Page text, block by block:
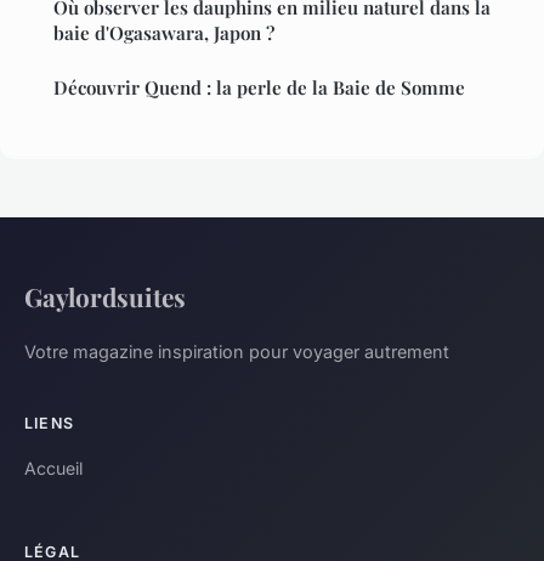
Où observer les dauphins en milieu naturel dans la
baie d'Ogasawara, Japon ?
Découvrir Quend : la perle de la Baie de Somme
Gaylordsuites
Votre magazine inspiration pour voyager autrement
LIENS
Accueil
LÉGAL